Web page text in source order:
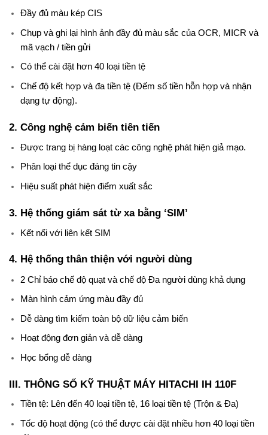
Đầy đủ màu kép CIS
Chụp và ghi lại hình ảnh đầy đủ màu sắc của OCR, MICR và
mã vạch / tiền gửi
Có thể cài đặt hơn 40 loại tiền tệ
Chế độ kết hợp và đa tiền tệ (Đếm số tiền hỗn hợp và nhận
dạng tự động).
2. Công nghệ cảm biến tiên tiến
Được trang bị hàng loạt các công nghệ phát hiện giả mạo.
Phân loại thể dục đáng tin cậy
Hiệu suất phát hiện điểm xuất sắc
3. Hệ thống giám sát từ xa bằng ‘SIM’
Kết nối với liên kết SIM
4. Hệ thống thân thiện với người dùng
2 Chỉ báo chế độ quạt và chế độ Đa người dùng khả dụng
Màn hình cảm ứng màu đầy đủ
Dễ dàng tìm kiếm toàn bộ dữ liệu cảm biến
Hoạt động đơn giản và dễ dàng
Học bổng dễ dàng
III. THÔNG SỐ KỸ THUẬT MÁY HITACHI IH 110F
Tiền tệ: Lên đến 40 loại tiền tệ, 16 loại tiền tệ (Trộn & Đa)
Tốc độ hoạt động (có thể được cài đặt nhiều hơn 40 loại tiền